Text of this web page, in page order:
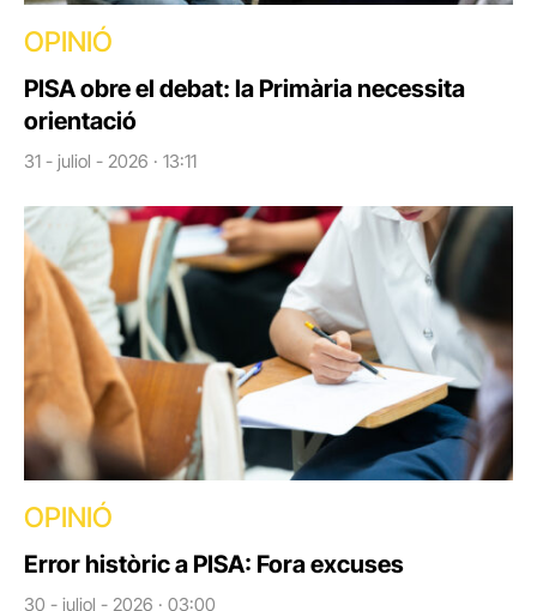
OPINIÓ
PISA obre el debat: la Primària necessita
orientació
31 - juliol - 2026 · 13:11
OPINIÓ
Error històric a PISA: Fora excuses
30 - juliol - 2026 · 03:00